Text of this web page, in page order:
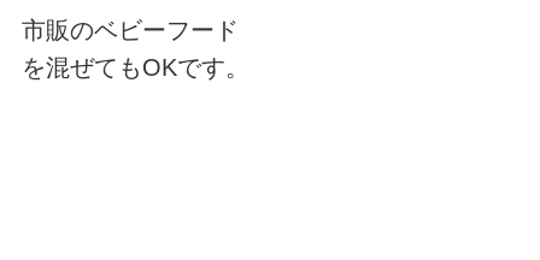
市販のベビーフード
を混ぜてもOKです。